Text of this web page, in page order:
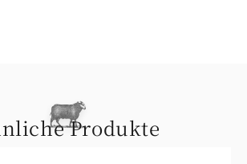
Produkte